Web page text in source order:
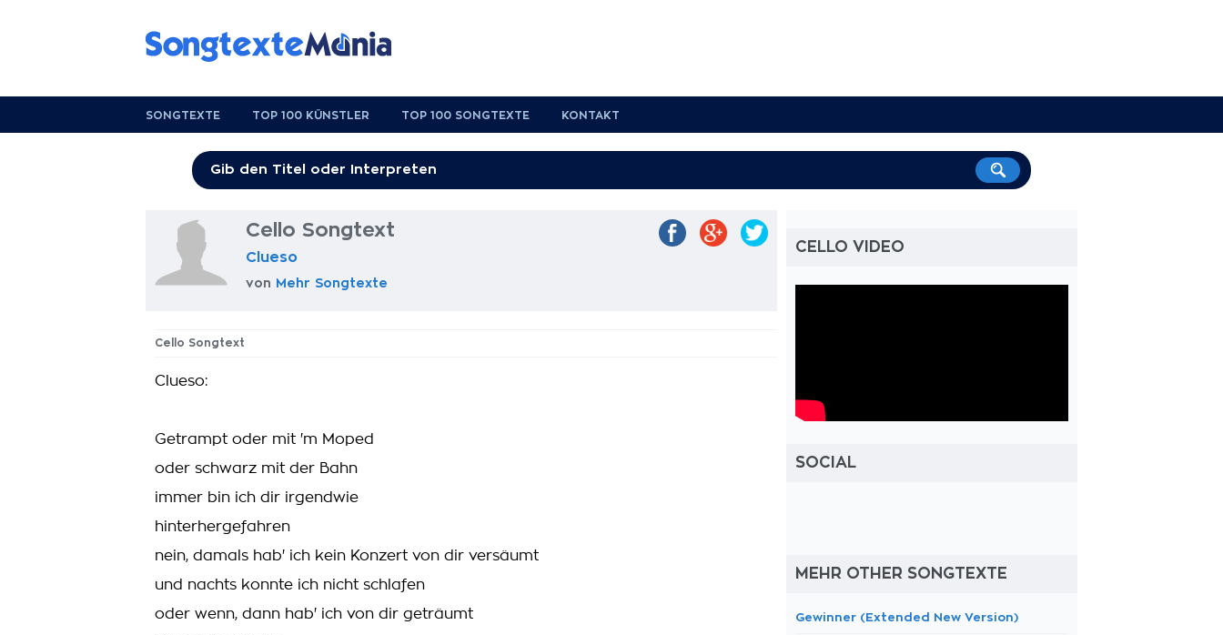
SONGTEXTE TOP 100 KÜNSTLER TOP 100 SONGTEXTE KONTAKT
Cello Songtext
Clueso
von Mehr Songtexte
Cello Songtext
Clueso:
Getrampt oder mit 'm Moped
oder schwarz mit der Bahn
immer bin ich dir irgendwie
hinterhergefahren
nein, damals hab' ich kein Konzert von dir versäumt
und nachts konnte ich nicht schlafen
oder wenn, dann hab' ich von dir geträumt
CELLO VIDEO
SOCIAL
MEHR OTHER SONGTEXTE
Gewinner (Extended New Version)